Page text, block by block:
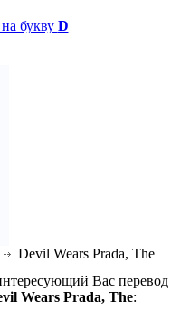
букву D
Devil Wears Prada, The
Вас перевод
Wears Prada, The: